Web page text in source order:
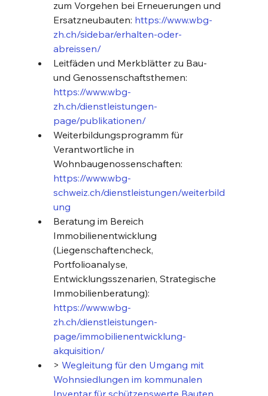
zum Vorgehen bei Erneuerungen und
Ersatzneubauten: https://www.wbg-
zh.ch/sidebar/erhalten-oder-
abreissen/
Leitfäden und Merkblätter zu Bau-
und Genossenschaftsthemen:
https://www.wbg-
zh.ch/dienstleistungen-
page/publikationen/
Weiterbildungsprogramm für
Verantwortliche in
Wohnbaugenossenschaften:
https://www.wbg-
schweiz.ch/dienstleistungen/weiterbild
ung
Beratung im Bereich
Immobilienentwicklung
(Liegenschaftencheck,
Portfolioanalyse,
Entwicklungsszenarien, Strategische
Immobilienberatung):
https://www.wbg-
zh.ch/dienstleistungen-
page/immobilienentwicklung-
akquisition/
> Wegleitung für den Umgang mit
Wohnsiedlungen im kommunalen